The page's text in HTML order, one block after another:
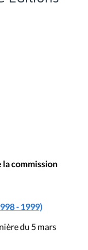
la commission
- 1999)
du 5 mars